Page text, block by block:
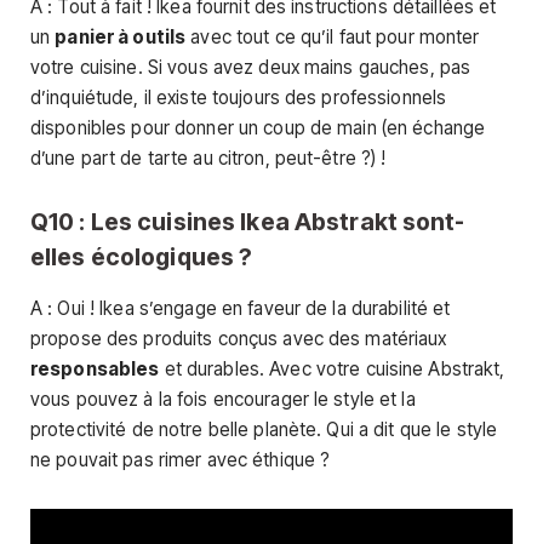
A : Tout à fait ! Ikea fournit des instructions détaillées et
un panier à outils avec tout ce qu’il faut pour monter
votre cuisine. Si vous avez deux mains gauches, pas
d’inquiétude, il existe toujours des professionnels
disponibles pour donner un coup de main (en échange
d’une part de tarte au citron, peut-être ?) !
Q10 : Les cuisines Ikea Abstrakt sont-
elles écologiques ?
A : Oui ! Ikea s’engage en faveur de la durabilité et
propose des produits conçus avec des matériaux
responsables et durables. Avec votre cuisine Abstrakt,
vous pouvez à la fois encourager le style et la
protectivité de notre belle planète. Qui a dit que le style
ne pouvait pas rimer avec éthique ?